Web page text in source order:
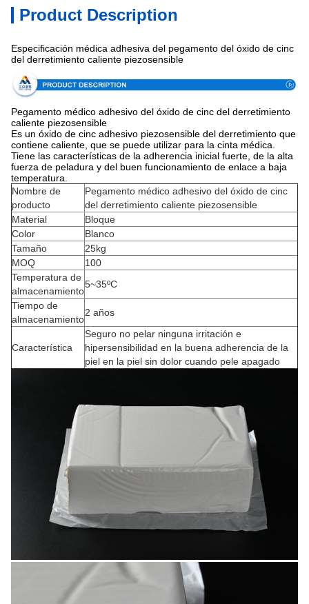
Product Description
Especificación médica adhesiva del pegamento del óxido de cinc
del derretimiento caliente piezosensible
Pegamento médico adhesivo del óxido de cinc del derretimiento
caliente piezosensible
Es un óxido de cinc adhesivo piezosensible del derretimiento que
contiene caliente, que se puede utilizar para la cinta médica.
Tiene las características de la adherencia inicial fuerte, de la alta
fuerza de peladura y del buen funcionamiento de enlace a baja
temperatura.
Nombre de
producto
Pegamento médico adhesivo del óxido de cinc
del derretimiento caliente piezosensible
Material
Bloque
Color
Blanco
Tamaño
25kg
MOQ
100
Temperatura de
almacenamiento
5~35ºC
Tiempo de
almacenamiento
2 años
Característica
Seguro no pelar ninguna irritación e
hipersensibilidad en la buena adherencia de la
piel en la piel sin dolor cuando pele apagado